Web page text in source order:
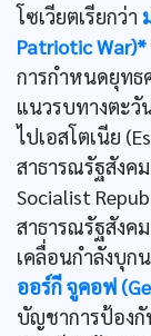
โซเวียตเรียกว่า
Patriotic War)*
การกำหนดยุทธ
แนวรบทางตะวั
ไปเอสโตเนีย
สาธารณรัฐสังค
Socialist
สาธารณรัฐสังค
เคลื่อนกำลังบุก
ออร์กี จูคอฟ
บัญชาการป้อง